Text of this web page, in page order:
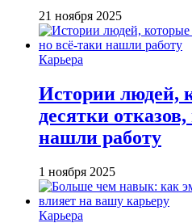
21 ноября 2025
Карьера
Истории людей,
десятки
нашли работу
1 ноября 2025
Карьера